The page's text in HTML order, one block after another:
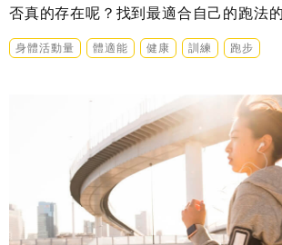
否真的存在呢？找到最適合自己的跑法
身體活動量 體適能 健康 訓練 跑步